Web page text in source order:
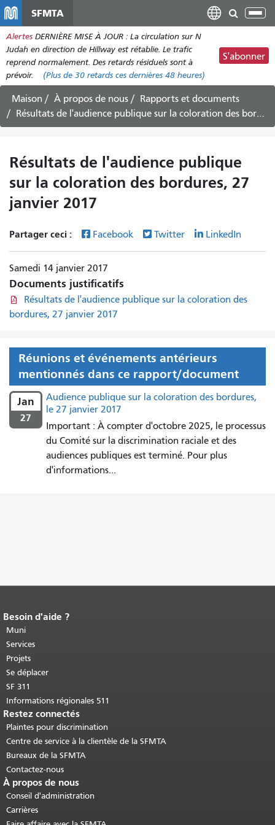
contenu
principal
SFMTA
Alertes DERNIÈRE MISE À JOUR : La circulation sur N
Judah en direction de Hillway est rétablie. Le trafic
reprend normalement. Des retards résiduels sont à
prévoir.
(Plus de 30 retards ces dernières 48 heures)
S'abonner
Maison À propos de nous
Rapports et documents
Résultats de l'audience publique sur la coloration des bordures, 27 janvier 2017
Résultats de l'audience publique
sur la coloration des bordures, 27
janvier 2017
Partager ceci : Facebook Twitter LinkedIn
Samedi 14 janvier 2017
Documents justificatifs
Résultats de l'audience publique sur la coloration des
bordures, 27 janvier 2017
Réunions et événements antérieurs
mentionnés dans ce rapport/document
Jan
27
Audience publique sur la coloration des bordures,
le 27 janvier 2017
Important : À compter d'octobre 2025, le processus
du Comité sur la discrimination raciale et des
audiences publiques est terminé. Pour plus
d'informations...
Fin du contenu de la page.
cette page se répète sur chaque page.
Retour au haut du contenu principal
Besoin d'aide ?
Muni
Services
Projets
Se déplacer
SF 311
Informations régionales 511
Restez connectés
Plaintes pour discrimination
Centre de service à la clientèle de la SFMTA
Bureaux de la SFMTA
Contactez-nous
À propos de nous
Conseil d'administration
Carrières